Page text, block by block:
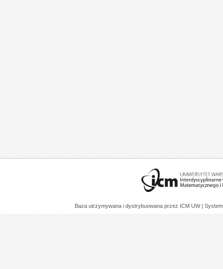
Baza utrzymywana i dystrybuowana przez ICM UW |